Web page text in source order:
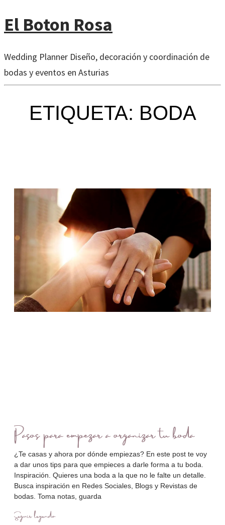
El Boton Rosa
Wedding Planner Diseño, decoración y coordinación de
bodas y eventos en Asturias
ETIQUETA: BODA
Pasos para empezar a organizar tu boda
¿Te casas y ahora por dónde empiezas? En este post te voy
a dar unos tips para que empieces a darle forma a tu boda.
Inspiración. Quieres una boda a la que no le falte un detalle.
Busca inspiración en Redes Sociales, Blogs y Revistas de
bodas. Toma notas, guarda
Seguir leyendo